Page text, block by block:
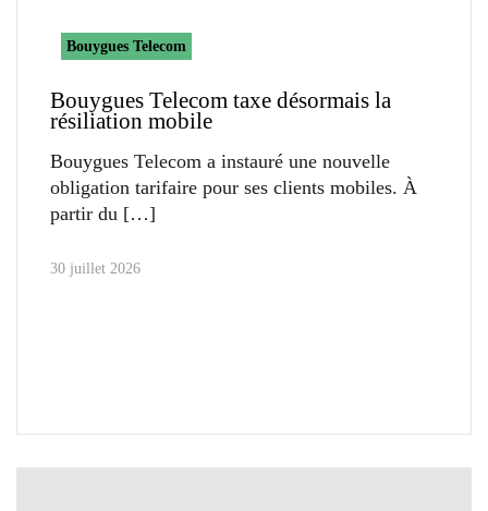
Bouygues Telecom
Bouygues Telecom taxe désormais la
résiliation mobile
Bouygues Telecom a instauré une nouvelle
obligation tarifaire pour ses clients mobiles. À
partir du
30 juillet 2026